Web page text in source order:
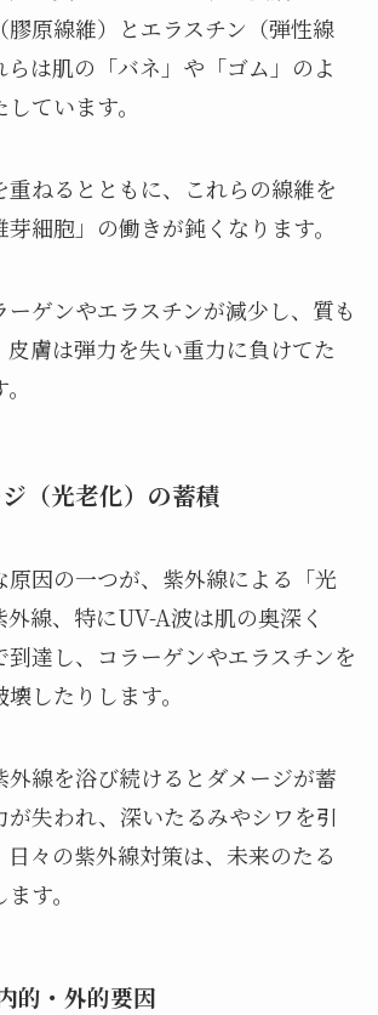
膠原線維）とエラスチン（弾性線
らは肌の「バネ」や「ゴム」のよ
ています。
重ねるとともに、これらの線維を
細胞」の働きが鈍くなります。
ゲンやエラスチンが減少し、質も
膚は弾力を失い重力に負けてた
（光老化）の蓄積
原因の一つが、紫外線による「光
線、特にUV-A波は肌の奥深く
到達し、コラーゲンやエラスチンを
したりします。
外線を浴び続けるとダメージが蓄
が失われ、深いたるみやシワを引
日々の紫外線対策は、未来のたる
す。
的・外的要因